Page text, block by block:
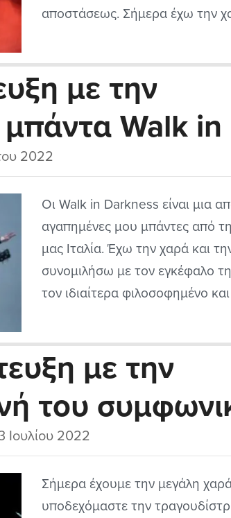
αποστάσεως. Σήμερα έχω την
μέρα με την μέρα, μήνα με...
με την
Walk in
2022
Οι Walk in Darkness είναι μια
αγαπημένες μου μπάντες από
μας Ιταλία. Έχω την χαρά και
συνομιλήσω με τον εγκέφαλο
τον ιδιαίτερα φιλοσοφημένο
εύστοχα αναλύοντας όλες τις
της σύγχρονης εποχής...
με την
του
Ιουλίου 2022
Σήμερα έχουμε την μεγάλη
υποδεχόμαστε την